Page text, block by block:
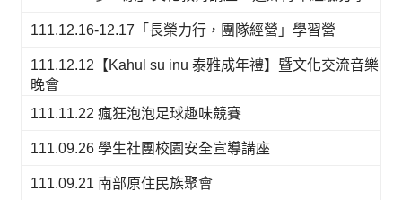
111.12.16-12.17「長榮力行，團隊經營」學習營
111.12.12【Kahul su inu 泰雅成年禮】暨文化交流音樂
晚會
111.11.22 瘋狂泡泡足球趣味競賽
111.09.26 學生社團校園安全宣導講座
111.09.21 南部原住民族聚會